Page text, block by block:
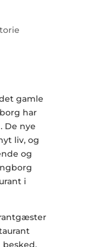
gamle
har
De nye
liv, og
og
i